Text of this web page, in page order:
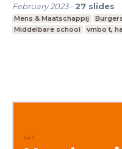
February 2023- 27 slides
Mens & Maatschappij
Middelbare school
vmbo t,